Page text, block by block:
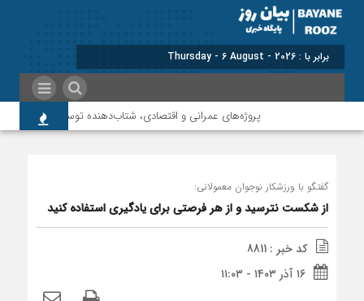
برابر با : Thursday - 6 August - 2026
پروژه‌های عمرانی و اقتصادی، شتاب‌دهنده توسعه پلدختر هستند
گفتگو با ورزشکار نوجوان معمولانی:
از شکست نترسید و از هر فرصتی برای یادگیری استفاده کنید
کد خبر : 8811
۱۶ آذر ۱۴۰۳ - ۱۱:۰۳